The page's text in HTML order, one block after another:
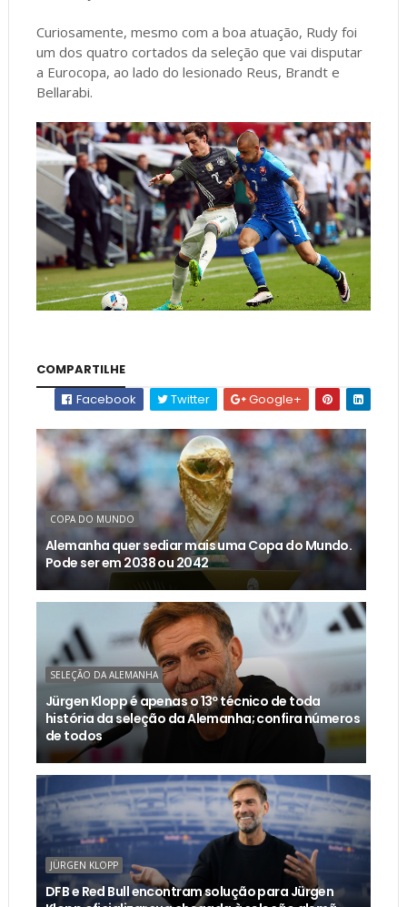
Curiosamente, mesmo com a boa atuação, Rudy foi
um dos quatro cortados da seleção que vai disputar
a Eurocopa, ao lado do lesionado Reus, Brandt e
Bellarabi.
COMPARTILHE
Facebook
Twitter Google+
COPA DO MUNDO
Alemanha quer sediar mais uma Copa do Mundo.
Pode ser em 2038 ou 2042
SELEÇÃO DA ALEMANHA
Jürgen Klopp é apenas o 13º técnico de toda
história da seleção da Alemanha; confira números
de todos
JÜRGEN KLOPP
DFB e Red Bull encontram solução para Jürgen